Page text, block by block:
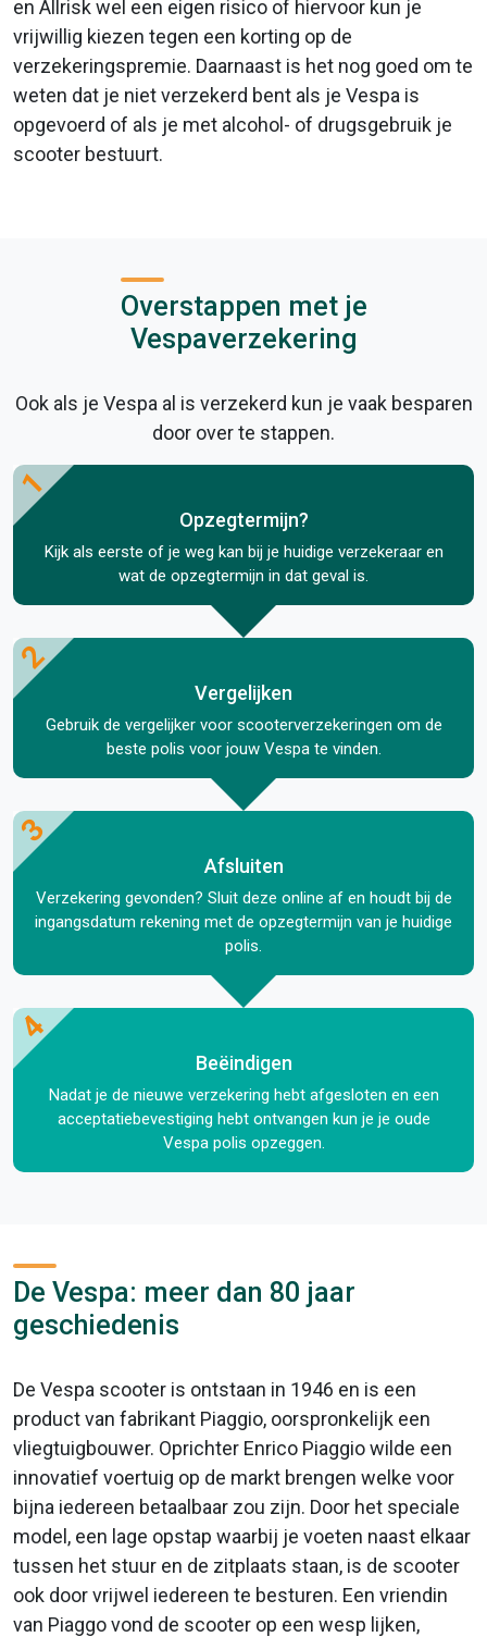
en Allrisk wel een eigen risico of hiervoor kun je
vrijwillig kiezen tegen een korting op de
verzekeringspremie. Daarnaast is het nog goed om te
weten dat je niet verzekerd bent als je Vespa is
opgevoerd of als je met alcohol- of drugsgebruik je
scooter bestuurt.
Overstappen met je
Vespaverzekering
Ook als je Vespa al is verzekerd kun je vaak besparen
door over te stappen.
Opzegtermijn?
Kijk als eerste of je weg kan bij je huidige verzekeraar en
wat de opzegtermijn in dat geval is.
1
Vergelijken
Gebruik de vergelijker voor scooterverzekeringen om de
beste polis voor jouw Vespa te vinden.
2
Afsluiten
Verzekering gevonden? Sluit deze online af en houdt bij de
ingangsdatum rekening met de opzegtermijn van je huidige
polis.
3
Beëindigen
Nadat je de nieuwe verzekering hebt afgesloten en een
acceptatiebevestiging hebt ontvangen kun je je oude
Vespa polis opzeggen.
4
De Vespa: meer dan 80 jaar
geschiedenis
De Vespa scooter is ontstaan in 1946 en is een
product van fabrikant Piaggio, oorspronkelijk een
vliegtuigbouwer. Oprichter Enrico Piaggio wilde een
innovatief voertuig op de markt brengen welke voor
bijna iedereen betaalbaar zou zijn. Door het speciale
model, een lage opstap waarbij je voeten naast elkaar
tussen het stuur en de zitplaats staan, is de scooter
ook door vrijwel iedereen te besturen. Een vriendin
van Piaggo vond de scooter op een wesp lijken,